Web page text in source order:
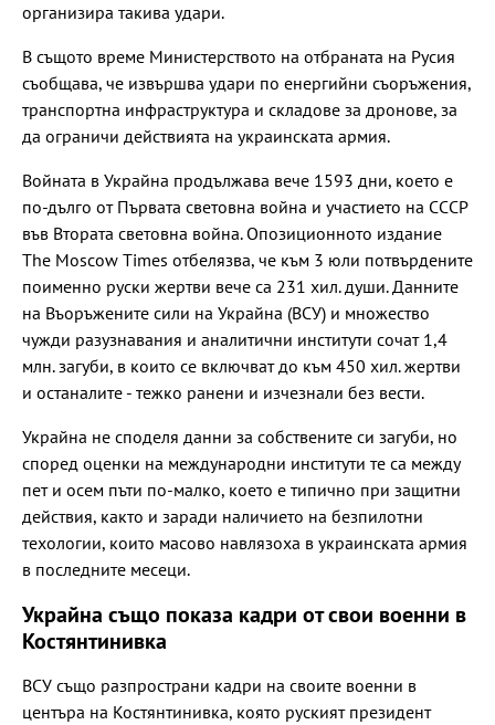
организира такива удари.
В същото време Министерството на отбраната на Русия
съобщава, че извършва удари по енергийни съоръжения,
транспортна инфраструктура и складове за дронове, за
да ограничи действията на украинската армия.
Войната в Украйна продължава вече 1593 дни, което е
по-дълго от Първата световна война и участието на СССР
във Втората световна война. Опозиционното издание
The Moscow Times отбелязва, че към 3 юли потвърдените
поименно руски жертви вече са 231 хил. души. Данните
на Въоръжените сили на Украйна (ВСУ) и множество
чужди разузнавания и аналитични институти сочат 1,4
млн. загуби, в които се включват до към 450 хил. жертви
и останалите - тежко ранени и изчезнали без вести.
Украйна не споделя данни за собствените си загуби, но
според оценки на международни институти те са между
пет и осем пъти по-малко, което е типично при защитни
действия, както и заради наличието на безпилотни
техологии, които масово навлязоха в украинската армия
в последните месеци.
Украйна също показа кадри от свои военни в
Костянтинивка
ВСУ също разпространи кадри на своите военни в
центъра на Костянтинивка, която руският президент